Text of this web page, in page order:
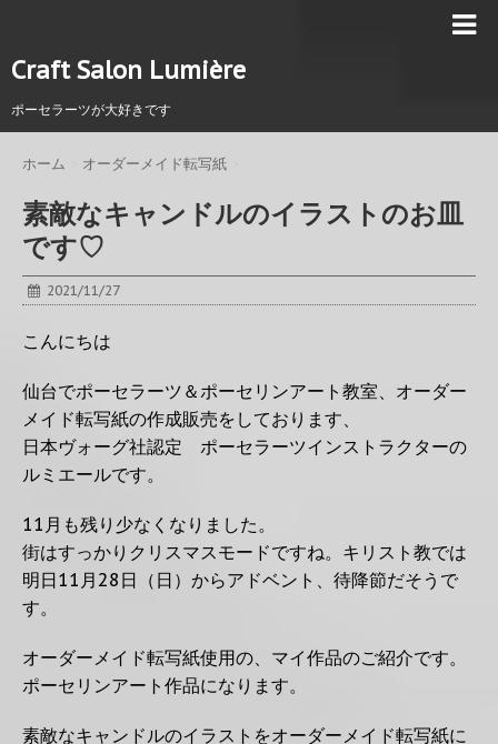
Craft Salon Lumière
ポーセラーツが大好きです
ホーム オーダーメイド転写紙
素敵なキャンドルのイラストのお皿
です♡
2021/11/27
こんにちは
仙台でポーセラーツ＆ポーセリンアート教室、オーダー
メイド転写紙の作成販売をしております、
日本ヴォーグ社認定 ポーセラーツインストラクターの
ルミエールです。
11月も残り少なくなりました。
街はすっかりクリスマスモードですね。キリスト教では
明日11月28日（日）からアドベント、待降節だそうで
す。
オーダーメイド転写紙使用の、マイ作品のご紹介です。
ポーセリンアート作品になります。
素敵なキャンドルのイラストをオーダーメイド転写紙に